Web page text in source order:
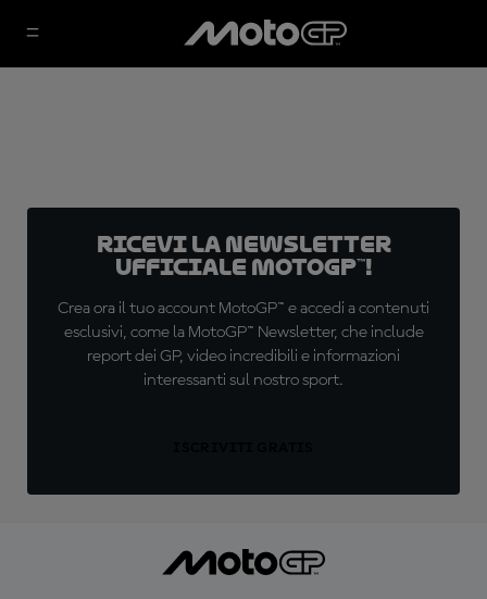
Ricevi la newsletter
ufficiale MotoGP™!
Crea ora il tuo account MotoGP™ e accedi a contenuti
esclusivi, come la MotoGP™ Newsletter, che include
report dei GP, video incredibili e informazioni
interessanti sul nostro sport.